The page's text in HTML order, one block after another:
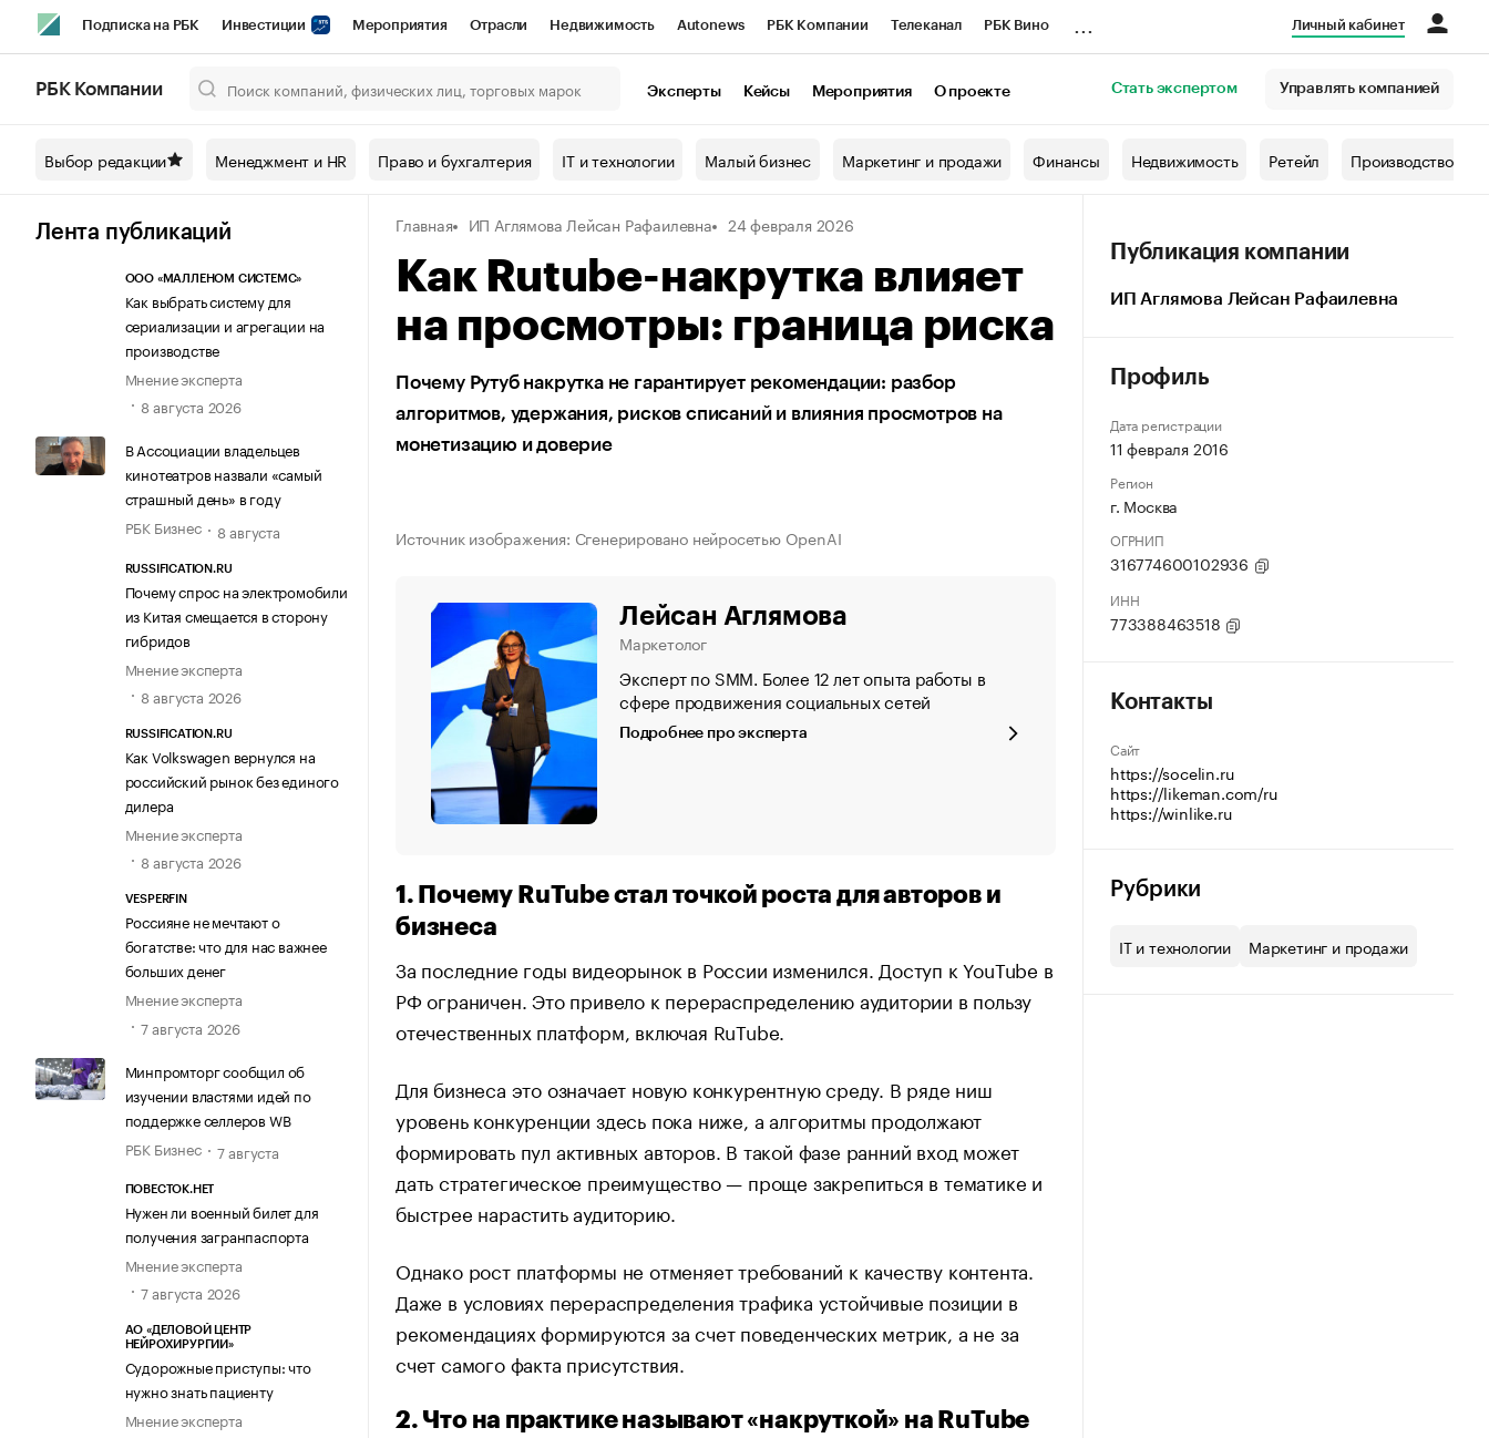
Подписка на РБК Инвестиции Мероприятия Отрасли Недвижимость Autonews РБК Компании Телеканал РБК Вино
Спецпроекты СПб Конференции СПб Спецпроекты Проверка контрагентов
Технологии и медиа Рынок наличной валюты
Личный кабинет
РБК Компании Эксперты Кейсы Мероприятия О проекте Стать экспертом Управлять компанией
Выбор редакции Менеджмент и HR Право и бухгалтерия IT и технологии Малый бизнес Маркетинг и продажи Финансы Недвижимость Ретейл Производство
Лента публикаций
ООО «МАЛЛЕНОМ СИСТЕМС»
Как выбрать систему для
сериализации и агрегации на
производстве
Мнение эксперта
8 августа 2026
В Ассоциации владельцев
кинотеатров назвали «самый
страшный день» в году
РБК Бизнес
8 августа
RUSSIFICATION.RU
Почему спрос на электромобили
из Китая смещается в сторону
гибридов
Мнение эксперта
8 августа 2026
RUSSIFICATION.RU
Как Volkswagen вернулся на
российский рынок без единого
дилера
Мнение эксперта
8 августа 2026
VESPERFIN
Россияне не мечтают о
богатстве: что для нас важнее
больших денег
Мнение эксперта
7 августа 2026
Минпромторг сообщил об
изучении властями идей по
поддержке селлеров WB
РБК Бизнес
7 августа
ПОВЕСТОК.НЕТ
Нужен ли военный билет для
получения загранпаспорта
Мнение эксперта
7 августа 2026
АО «ДЕЛОВОЙ ЦЕНТР
НЕЙРОХИРУРГИИ»
Судорожные приступы: что
нужно знать пациенту
Мнение эксперта
Главная ИП Аглямова Лейсан Рафаилевна 24 февраля 2026
Как Rutube-накрутка влияет
на просмотры: граница риска
Почему Рутуб накрутка не гарантирует рекомендации: разбор
алгоритмов, удержания, рисков списаний и влияния просмотров на
монетизацию и доверие
Источник изображения: Сгенерировано нейросетью OpenAI
Лейсан Аглямова
Маркетолог
Эксперт по SMM. Более 12 лет опыта работы в
сфере продвижения социальных сетей
Подробнее про эксперта
1. Почему RuTube стал точкой роста для авторов и
бизнеса
За последние годы видеорынок в России изменился. Доступ к YouTube в
РФ ограничен. Это привело к перераспределению аудитории в пользу
отечественных платформ, включая RuTube.
Для бизнеса это означает новую конкурентную среду. В ряде ниш
уровень конкуренции здесь пока ниже, а алгоритмы продолжают
формировать пул активных авторов. В такой фазе ранний вход может
дать стратегическое преимущество — проще закрепиться в тематике и
быстрее нарастить аудиторию.
Однако рост платформы не отменяет требований к качеству контента.
Даже в условиях перераспределения трафика устойчивые позиции в
рекомендациях формируются за счет поведенческих метрик, а не за
счет самого факта присутствия.
2. Что на практике называют «накруткой» на RuTube
Публикация компании
ИП Аглямова Лейсан Рафаилевна
Профиль
Дата регистрации
11 февраля 2016
Регион
г. Москва
ОГРНИП
316774600102936
ИНН
773388463518
Контакты
Сайт
https://socelin.ru
https://likeman.com/ru
https://winlike.ru
Рубрики
IT и технологии Маркетинг и продажи